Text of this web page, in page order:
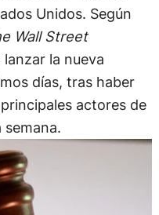
Unidos. Según
Wall Street
la nueva
días, tras haber
actores de